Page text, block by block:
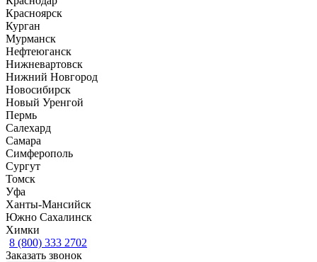
Красноярск
Курган
Мурманск
Нефтеюганск
Нижневартовск
Нижний Новгород
Новосибирск
Новый Уренгой
Пермь
Салехард
Самара
Симферополь
Сургут
Томск
Уфа
Ханты-Мансийск
Южно Сахалинск
Химки
8 (800) 333 2702
Заказать звонок